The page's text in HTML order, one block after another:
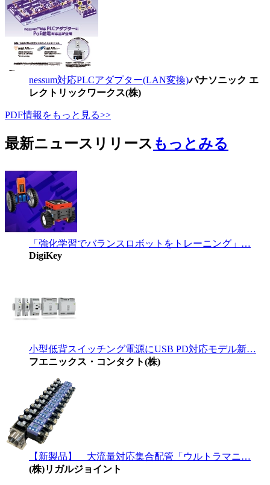
nessum対応PLCアダプター(LAN変換)パナソニック エ
レクトリックワークス(株)
PDF情報をもっと見る>>
最新ニュースリリース もっとみる
「強化学習でバランスロボットをトレーニング」…
DigiKey
小型低背スイッチング電源にUSB PD対応モデル新…
フエニックス・コンタクト(株)
【新製品】 大流量対応集合配管「ウルトラマニ…
(株)リガルジョイント